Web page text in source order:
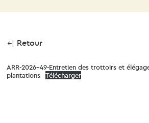
Retour
ARR-2026-49-Entretien des trottoirs et
plantations
Télécharger